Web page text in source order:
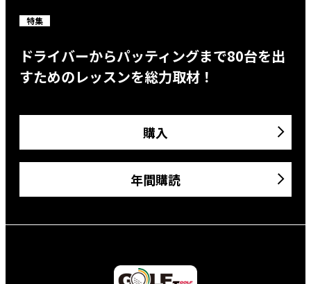
特集
ドライバーからパッティングまで80台を出
すためのレッスンを総力取材！
購入
年間購読